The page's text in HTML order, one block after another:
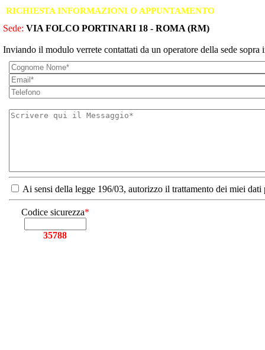
RICHIESTA INFORMAZIONI O APPUNTAMENTO
Sede: VIA FOLCO PORTINARI 18 - ROMA (RM)
Inviando il modulo verrete contattati da un operatore della sede sopra
Ai sensi della legge 196/03, autorizzo il trattamento dei miei
Codice sicurezza*
35788